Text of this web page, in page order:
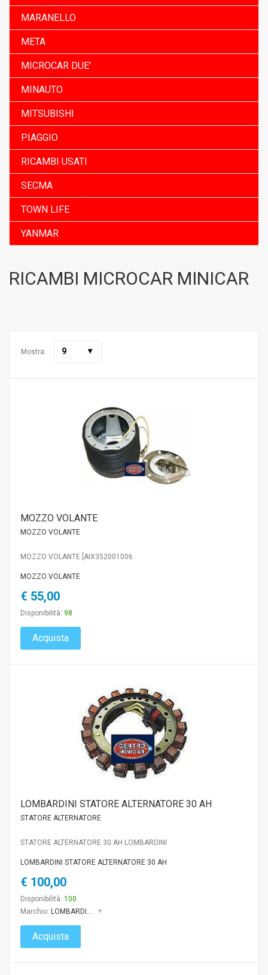
MARANELLO
META
MICROCAR DUE'
MINAUTO
MITSUBISHI
PIAGGIO
RICAMBI USATI
SECMA
TOWN LIFE
YANMAR
RICAMBI MICROCAR MINICAR
Mostra: 9
MOZZO VOLANTE
MOZZO VOLANTE
MOZZO VOLANTE [AIX352001006
MOZZO VOLANTE
€ 55,00
Disponibilità: 98
Acquista
LOMBARDINI STATORE ALTERNATORE 30 AH
STATORE ALTERNATORE
STATORE ALTERNATORE 30 AH LOMBARDINI
LOMBARDINI STATORE ALTERNATORE 30 AH
€ 100,00
Disponibilità: 100
Marchio:
Acquista